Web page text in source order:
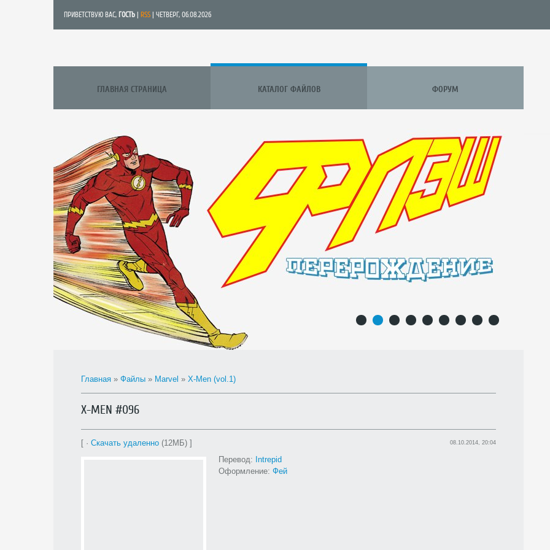
ПРИВЕТСТВУЮ ВАС, ГОСТЬ RSS | ЧЕТВЕРГ, 06.08.2026
ГЛАВНАЯ СТРАНИЦА КАТАЛОГ ФАЙЛОВ ФОРУМ
Главная » Файлы » Marvel » X-Men (vol.1)
X-MEN #096
[ · Скачать удаленно (12МБ) ] 08.10.2014, 20:04
Перевод: Intrepid
Оформление: Фей